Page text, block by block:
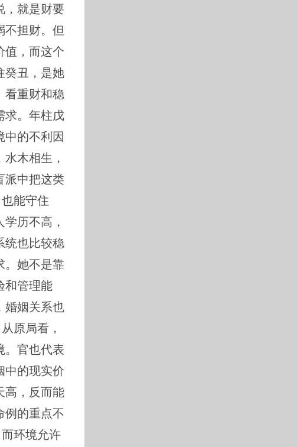
，就是财要
不担财。但
值，而这个
癸丑，是她
看重财和稳
求。年柱戊
中的不利因
木相生，
派中把这类
能守住
历不高，
统也比较稳
。她不是靠
和管理能
婚姻关系也
原局看，
。官也代表
中的现实价
高，反而能
例的重点不
环境允许